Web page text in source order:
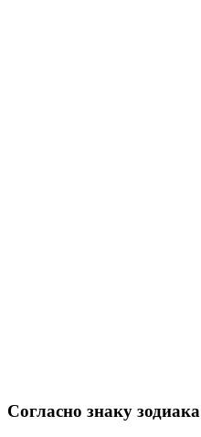
Согласно знаку зодиака